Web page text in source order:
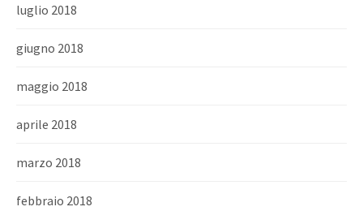
luglio 2018
giugno 2018
maggio 2018
aprile 2018
marzo 2018
febbraio 2018